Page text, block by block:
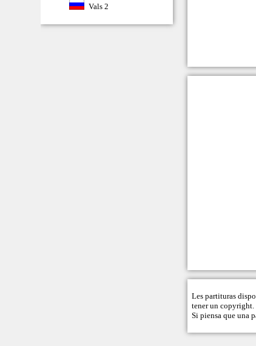
Vals 2
Les partituras
tener un copyright.
Si piensa que una